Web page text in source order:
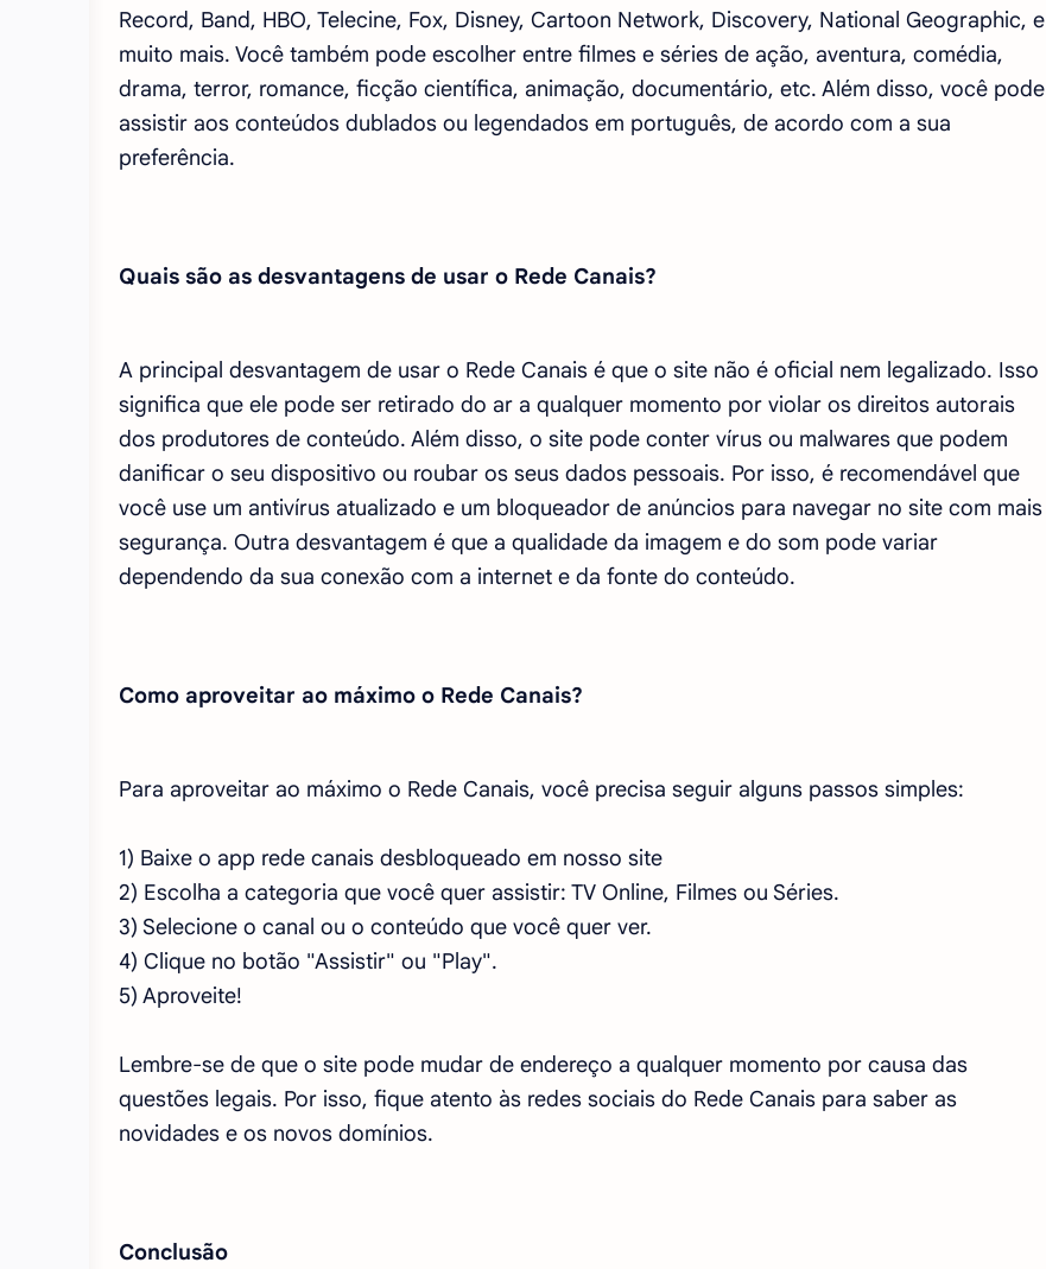
Record, Band, HBO, Telecine, Fox, Disney, Cartoon Network, Discovery, National Geographic, e
muito mais. Você também pode escolher entre filmes e séries de ação, aventura, comédia,
drama, terror, romance, ficção científica, animação, documentário, etc. Além disso, você pode
assistir aos conteúdos dublados ou legendados em português, de acordo com a sua
preferência.
Quais são as desvantagens de usar o Rede Canais?
A principal desvantagem de usar o Rede Canais é que o site não é oficial nem legalizado. Isso
significa que ele pode ser retirado do ar a qualquer momento por violar os direitos autorais
dos produtores de conteúdo. Além disso, o site pode conter vírus ou malwares que podem
danificar o seu dispositivo ou roubar os seus dados pessoais. Por isso, é recomendável que
você use um antivírus atualizado e um bloqueador de anúncios para navegar no site com mais
segurança. Outra desvantagem é que a qualidade da imagem e do som pode variar
dependendo da sua conexão com a internet e da fonte do conteúdo.
Como aproveitar ao máximo o Rede Canais?
Para aproveitar ao máximo o Rede Canais, você precisa seguir alguns passos simples:
1) Baixe o app rede canais desbloqueado em nosso site
2) Escolha a categoria que você quer assistir: TV Online, Filmes ou Séries.
3) Selecione o canal ou o conteúdo que você quer ver.
4) Clique no botão "Assistir" ou "Play".
5) Aproveite!
Lembre-se de que o site pode mudar de endereço a qualquer momento por causa das
questões legais. Por isso, fique atento às redes sociais do Rede Canais para saber as
novidades e os novos domínios.
Conclusão